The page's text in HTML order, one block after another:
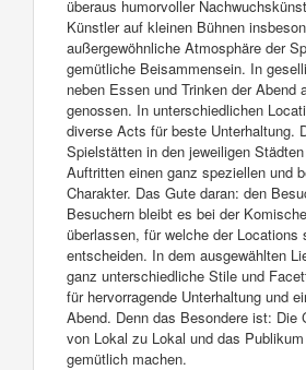
überaus humorvoller
Künstler auf kleinen Bühnen
außergewöhnliche Atmosphäre der
gemütliche Beisammensein. In
neben Essen und Trinken der Abend
genossen. In unterschiedlichen
diverse Acts für beste Unterhaltung.
Spielstätten in den jeweiligen
Auftritten einen ganz speziellen und
Charakter. Das Gute daran: den
Besuchern bleibt es bei der
überlassen, für welche der Locations
entscheiden. In dem ausgewählten
ganz unterschiedliche Stile und
für hervorragende Unterhaltung und
Abend. Denn das Besondere ist: Die
von Lokal zu Lokal und das
gemütlich machen.